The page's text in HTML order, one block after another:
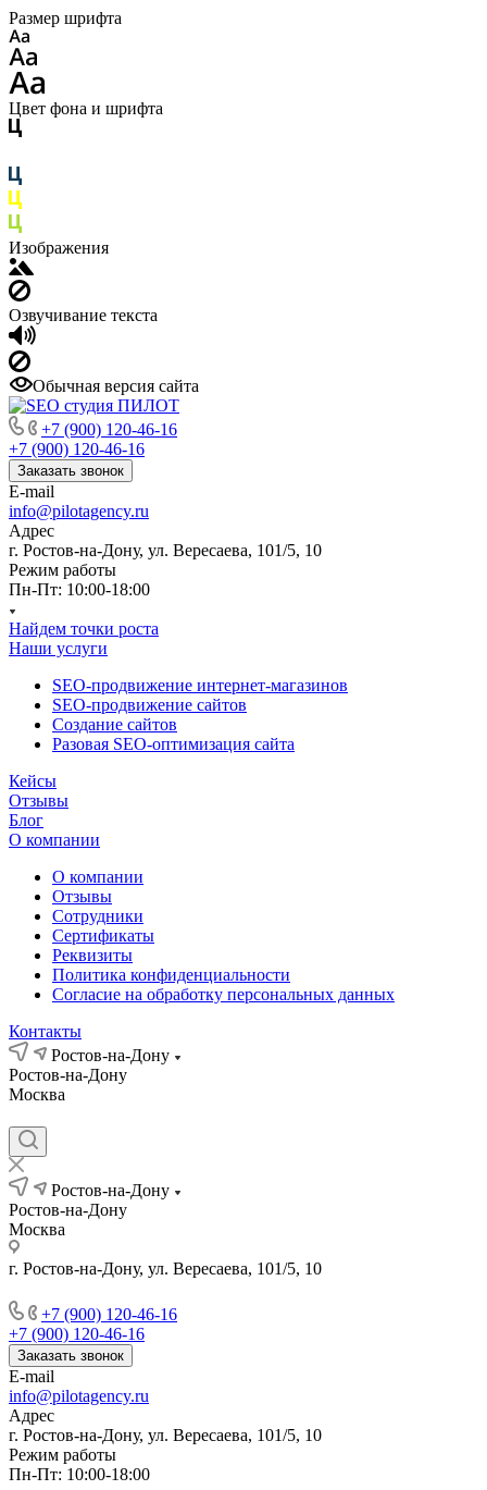
Размер шрифта
Цвет фона и шрифта
Изображения
Озвучивание текста
Обычная версия сайта
+7 (900) 120-46-16
+7 (900) 120-46-16
Заказать звонок
E-mail
info@pilotagency.ru
Адрес
г. Ростов-на-Дону, ул. Вересаева, 101/5, 10
Режим работы
Пн-Пт: 10:00-18:00
Найдем точки роста
Наши услуги
SEO-продвижение интернет-магазинов
SEO-продвижение сайтов
Создание сайтов
Разовая SEO-оптимизация сайта
Кейсы
Отзывы
Блог
О компании
О компании
Отзывы
Сотрудники
Сертификаты
Реквизиты
Политика конфиденциальности
Согласие на обработку персональных данных
Контакты
Ростов-на-Дону
Ростов-на-Дону
Москва
Ростов-на-Дону
Ростов-на-Дону
Москва
г. Ростов-на-Дону, ул. Вересаева, 101/5, 10
+7 (900) 120-46-16
+7 (900) 120-46-16
Заказать звонок
E-mail
info@pilotagency.ru
Адрес
г. Ростов-на-Дону, ул. Вересаева, 101/5, 10
Режим работы
Пн-Пт: 10:00-18:00